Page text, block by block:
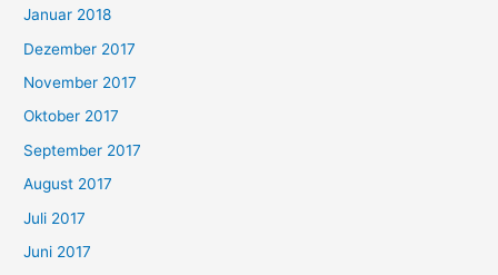
Januar 2018
Dezember 2017
November 2017
Oktober 2017
September 2017
August 2017
Juli 2017
Juni 2017